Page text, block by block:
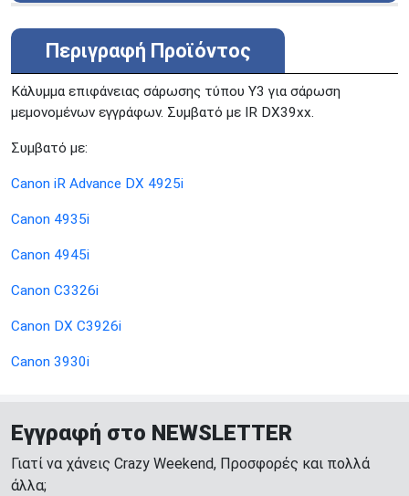
ΑΘΗΝΑ
Στουρνάρη 27
ΠΕΡΙΣΤΕΡΙ
ΠΕΙΡΑΙΑΣ
Μαυρομιχάλη 1 και Ακτή
Κονδύλη
ΓΛΥΦΑΔΑ
ΚΟΛΩΝΟΣ
Διαβάστε εδώ
Περιγραφή Προϊόντος
Κάλυμμα επιφάνειας σάρωσης τύπου Y3 για σάρωση
μεμονομένων εγγράφων. Συμβατό με IR DX39xx.
Συμβατό με:
Canon iR Advance DX 4925i
Canon 4935i
Canon 4945i
Canon C3326i
Canon DX C3926i
Canon 3930i
Εγγραφή στο NEWSLETTER
Γιατί να χάνεις Crazy Weekend, Προσφορές και πολλά
άλλα;